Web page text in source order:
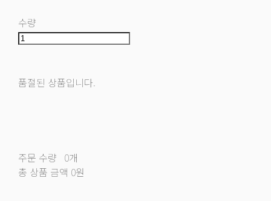
수량
품절된 상품입니다.
주문 수량 0개
총 상품 금액 0원